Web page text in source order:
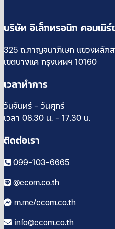
บริษัท อิเล็กทรอนิก คอมเมิ
325 ถ.กาญจนาภิเษก แขวงหลัก
เขตบางแค กรุงเทพฯ 10160
เวลาทำการ
วันจันทร์ – วันศุกร์
เวลา 08.30 น. – 17.30 น.
ติดต่อเรา
099-103-6665
@ecom.co.th
m.me/ecom.co.th
info@ecom.co.th